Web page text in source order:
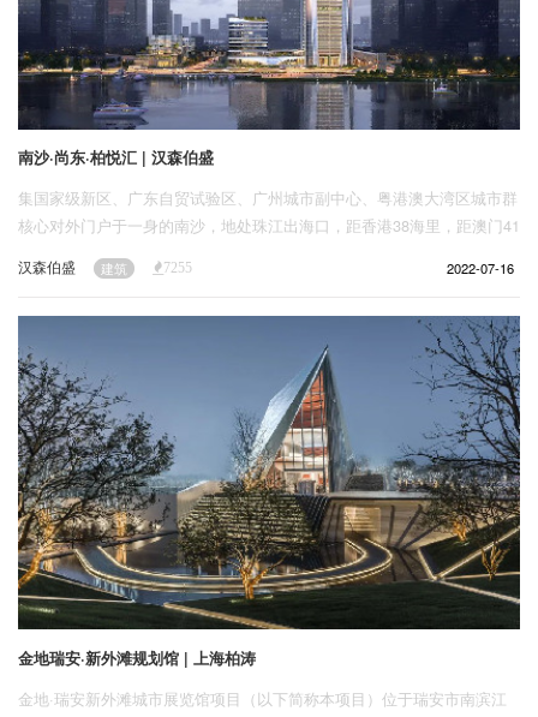
南沙·尚东·柏悦汇 | 汉森伯盛
集国家级新区、广东自贸试验区、广州城市副中心、粤港澳大湾区城市群
核心对外门户于一身的南沙，地处珠江出海口，距香港38海里，距澳门41
海里，是大珠江三角洲地理几何中心：用轨道与航线，将湾区11城和5大
国际机场，织点成网，抛向广袤的蓝色海洋经济。
汉森伯盛 建筑 7255 2022-07-16
金地瑞安·新外滩规划馆 | 上海柏涛
金地·瑞安新外滩城市展览馆项目（以下简称本项目）位于瑞安市南滨江